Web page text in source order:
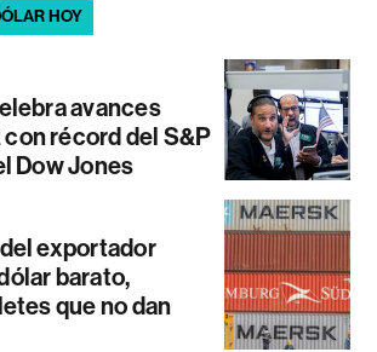
HOY
avances
récord del S&P
Dow Jones
exportador
barato,
que no dan